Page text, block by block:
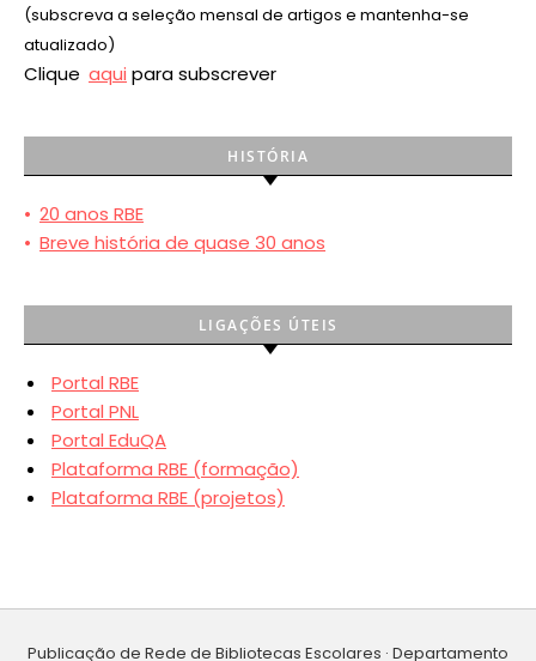
(subscreva a seleção mensal de artigos e mantenha-se
atualizado)
Clique aqui para subscrever
HISTÓRIA
• 20 anos RBE
• Breve história de quase 30 anos
LIGAÇÕES ÚTEIS
Portal RBE
Portal PNL
Portal EduQA
Plataforma RBE (formação)
Plataforma RBE (projetos)
Publicação de Rede de Bibliotecas Escolares · Departamento